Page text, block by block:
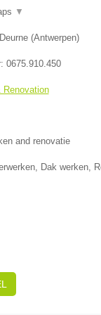
▼
Deurne(Antwerpen)
0675.910.450
Renovation
and renovatie
Dak werken,